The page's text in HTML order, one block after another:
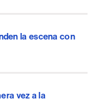
la escena con
vez a la